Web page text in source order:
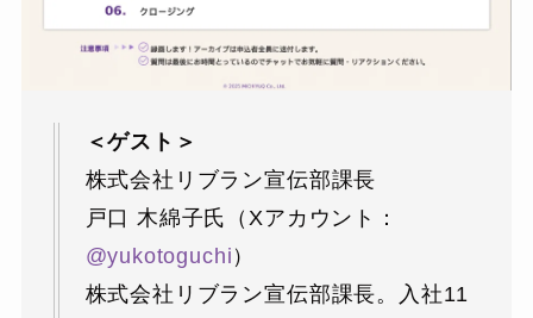
＜ゲスト＞
株式会社リブラン宣伝部課長
戸口 木綿子氏（Xアカウント：
@yukotoguchi ）
株式会社リブラン宣伝部課長。入社11